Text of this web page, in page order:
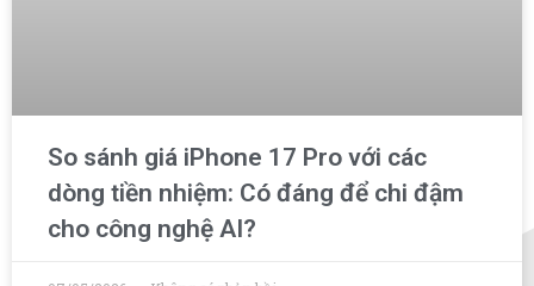
So sánh giá iPhone 17 Pro với các
dòng tiền nhiệm: Có đáng để chi đậm
cho công nghệ AI?